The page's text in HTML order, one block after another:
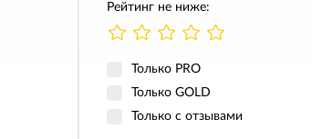
Рейтинг не ниже:
Только PRO
Только GOLD
Только с отзывами